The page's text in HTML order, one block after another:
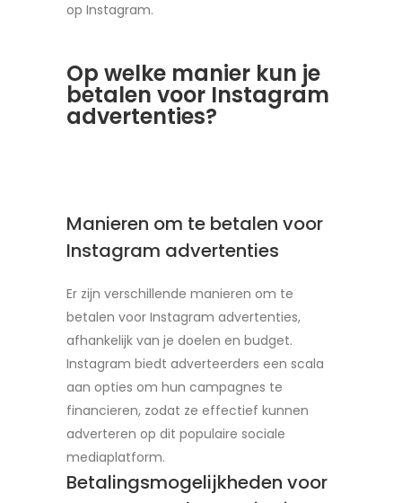
op Instagram.
Op welke manier kun je
betalen voor Instagram
advertenties?
Manieren om te betalen voor
Instagram advertenties
Er zijn verschillende manieren om te
betalen voor Instagram advertenties,
afhankelijk van je doelen en budget.
Instagram biedt adverteerders een scala
aan opties om hun campagnes te
financieren, zodat ze effectief kunnen
adverteren op dit populaire sociale
mediaplatform.
Betalingsmogelijkheden voor